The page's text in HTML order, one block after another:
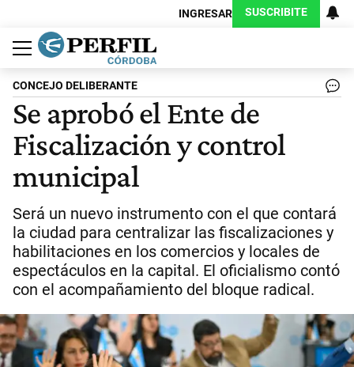
INGRESAR SUSCRIBITE
Política
Economía
Judiciales
Sociedad
Cultura
Espectáculos
Deportes
Protagonistas
CONCEJO DELIBERANTE
Se aprobó el Ente de
Fiscalización y control
municipal
Será un nuevo instrumento con el que contará
la ciudad para centralizar las fiscalizaciones y
habilitaciones en los comercios y locales de
espectáculos en la capital. El oficialismo contó
con el acompañamiento del bloque radical.